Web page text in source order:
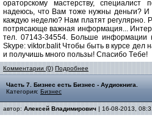
ораторскому мастерству, специалист
надеюсь, что Вам тоже нужны деньги?
каждую неделю? Нам платят регулярно.
потрясающе важная информация...
тел. 07143-34554. Больше информации
Skype: viktor.balit Чтобы быть в курсе дел
и получишь много пользы! Спасибо Tебе!
Комментарии (0) Подробнее
Часть 7. Бизнес есть Бизнес - Аудиокнига.
Категория: Бизнес
автор: Алексей Владимирович | 16-08-2013,